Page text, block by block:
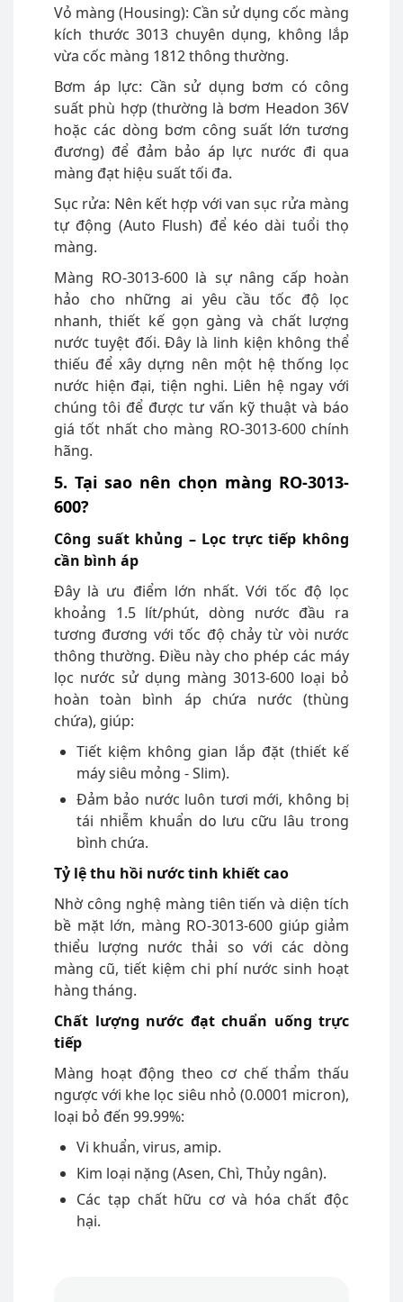
Vỏ màng (Housing): Cần sử dụng cốc màng
kích thước 3013 chuyên dụng, không lắp
vừa cốc màng 1812 thông thường.
Bơm áp lực: Cần sử dụng bơm có công
suất phù hợp (thường là bơm Headon 36V
hoặc các dòng bơm công suất lớn tương
đương) để đảm bảo áp lực nước đi qua
màng đạt hiệu suất tối đa.
Sục rửa: Nên kết hợp với van sục rửa màng
tự động (Auto Flush) để kéo dài tuổi thọ
màng.
Màng RO-3013-600 là sự nâng cấp hoàn
hảo cho những ai yêu cầu tốc độ lọc
nhanh, thiết kế gọn gàng và chất lượng
nước tuyệt đối. Đây là linh kiện không thể
thiếu để xây dựng nên một hệ thống lọc
nước hiện đại, tiện nghi. Liên hệ ngay với
chúng tôi để được tư vấn kỹ thuật và báo
giá tốt nhất cho màng RO-3013-600 chính
hãng.
5. Tại sao nên chọn màng RO-3013-
600?
Công suất khủng – Lọc trực tiếp không
cần bình áp
Đây là ưu điểm lớn nhất. Với tốc độ lọc
khoảng 1.5 lít/phút, dòng nước đầu ra
tương đương với tốc độ chảy từ vòi nước
thông thường. Điều này cho phép các máy
lọc nước sử dụng màng 3013-600 loại bỏ
hoàn toàn bình áp chứa nước (thùng
chứa), giúp:
Tiết kiệm không gian lắp đặt (thiết kế
máy siêu mỏng - Slim).
Đảm bảo nước luôn tươi mới, không bị
tái nhiễm khuẩn do lưu cữu lâu trong
bình chứa.
Tỷ lệ thu hồi nước tinh khiết cao
Nhờ công nghệ màng tiên tiến và diện tích
bề mặt lớn, màng RO-3013-600 giúp giảm
thiểu lượng nước thải so với các dòng
màng cũ, tiết kiệm chi phí nước sinh hoạt
hàng tháng.
Chất lượng nước đạt chuẩn uống trực
tiếp
Màng hoạt động theo cơ chế thẩm thấu
ngược với khe lọc siêu nhỏ (0.0001 micron),
loại bỏ đến 99.99%:
Vi khuẩn, virus, amip.
Kim loại nặng (Asen, Chì, Thủy ngân).
Các tạp chất hữu cơ và hóa chất độc
hại.